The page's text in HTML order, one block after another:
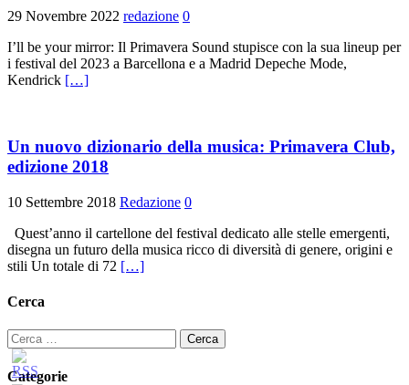
29 Novembre 2022 redazione 0
I’ll be your mirror: Il Primavera Sound stupisce con la sua lineup per
i festival del 2023 a Barcellona e a Madrid Depeche Mode,
Kendrick […]
Un nuovo dizionario della musica: Primavera Club,
edizione 2018
10 Settembre 2018 Redazione 0
Quest’anno il cartellone del festival dedicato alle stelle emergenti,
disegna un futuro della musica ricco di diversità di genere, origini e
stili Un totale di 72 […]
Cerca
Ricerca
per:
Categorie